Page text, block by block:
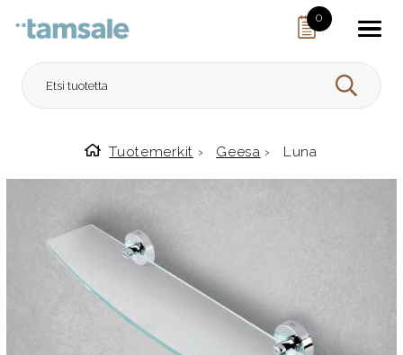
0
HAE
Etusivulle
Tuotemerkit › Geesa › Luna